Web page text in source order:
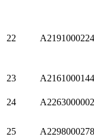
22 A2191000224
23 A2161000144
24 A2263000002
25 A2298000278